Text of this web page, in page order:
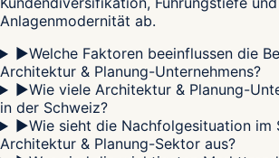
Anlagenmodernität ab.
▶Welche Faktoren beeinflussen die
Architektur & Planung-Unternehmens?
▶Wie viele Architektur & Planung-
in der Schweiz?
▶Wie sieht die Nachfolgesituation im
Architektur & Planung-Sektor aus?